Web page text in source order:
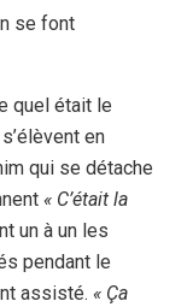
se font
quel était le
en
qui se détache
« C’était la
un à un les
pendant le
assisté. « Ça